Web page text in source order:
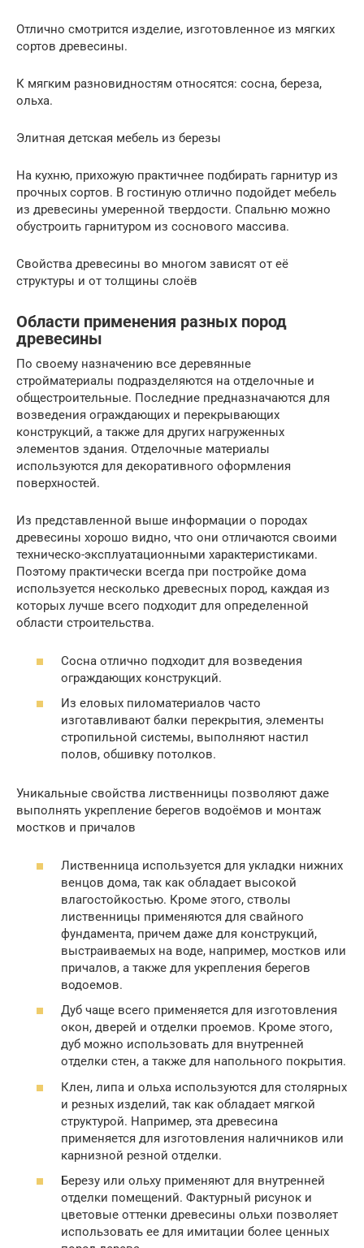
Отлично смотрится изделие, изготовленное из мягких
сортов древесины.
К мягким разновидностям относятся: сосна, береза,
ольха.
Элитная детская мебель из березы
На кухню, прихожую практичнее подбирать гарнитур из
прочных сортов. В гостиную отлично подойдет мебель
из древесины умеренной твердости. Спальню можно
обустроить гарнитуром из соснового массива.
Свойства древесины во многом зависят от её
структуры и от толщины слоёв
Области применения разных пород
древесины
По своему назначению все деревянные
стройматериалы подразделяются на отделочные и
общестроительные. Последние предназначаются для
возведения ограждающих и перекрывающих
конструкций, а также для других нагруженных
элементов здания. Отделочные материалы
используются для декоративного оформления
поверхностей.
Из представленной выше информации о породах
древесины хорошо видно, что они отличаются своими
техническо-эксплуатационными характеристиками.
Поэтому практически всегда при постройке дома
используется несколько древесных пород, каждая из
которых лучше всего подходит для определенной
области строительства.
Сосна отлично подходит для возведения
ограждающих конструкций.
Из еловых пиломатериалов часто
изготавливают балки перекрытия, элементы
стропильной системы, выполняют настил
полов, обшивку потолков.
Уникальные свойства лиственницы позволяют даже
выполнять укрепление берегов водоёмов и монтаж
мостков и причалов
Лиственница используется для укладки нижних
венцов дома, так как обладает высокой
влагостойкостью. Кроме этого, стволы
лиственницы применяются для свайного
фундамента, причем даже для конструкций,
выстраиваемых на воде, например, мостков или
причалов, а также для укрепления берегов
водоемов.
Дуб чаще всего применяется для изготовления
окон, дверей и отделки проемов. Кроме этого,
дуб можно использовать для внутренней
отделки стен, а также для напольного покрытия.
Клен, липа и ольха используются для столярных
и резных изделий, так как обладает мягкой
структурой. Например, эта древесина
применяется для изготовления наличников или
карнизной резной отделки.
Березу или ольху применяют для внутренней
отделки помещений. Фактурный рисунок и
цветовые оттенки древесины ольхи позволяет
использовать ее для имитации более ценных